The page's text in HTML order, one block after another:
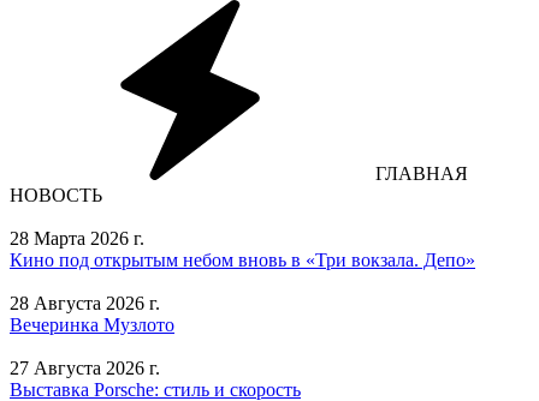
ГЛАВНАЯ
НОВОСТЬ
28 Марта 2026 г.
Кино под открытым небом вновь в «Три вокзала. Депо»
28 Августа 2026 г.
Вечеринка Музлото
27 Августа 2026 г.
Выставка Porsche: стиль и скорость